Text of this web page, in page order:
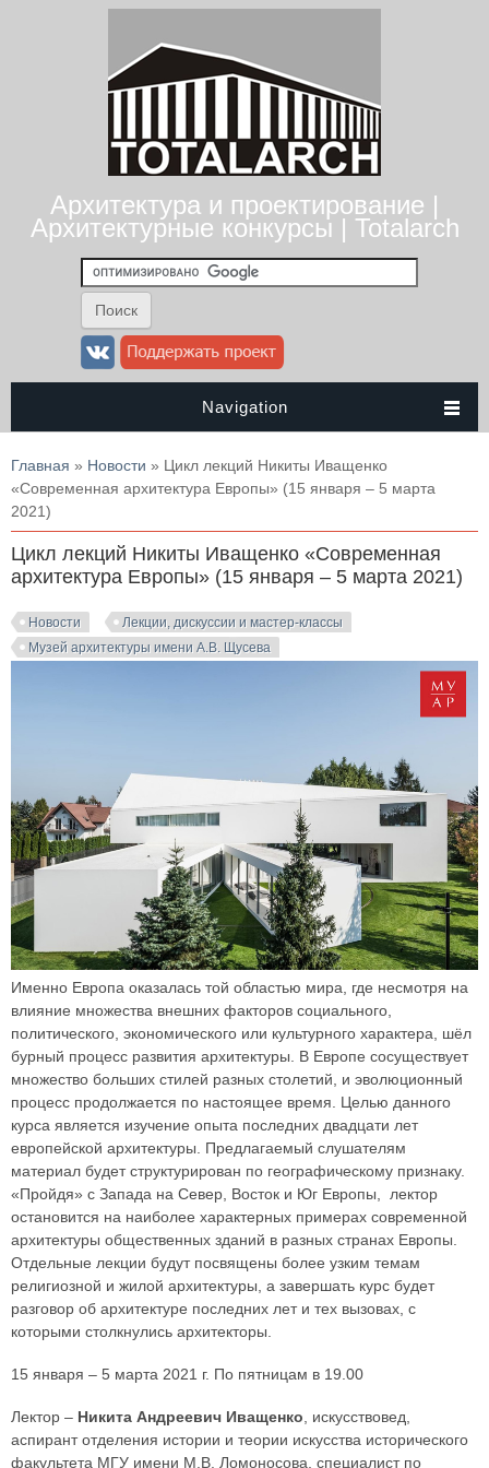
Архитектура и проектирование |
Архитектурные конкурсы | Totalarch
Navigation
Вы здесь
Главная » Новости » Цикл лекций Никиты Иващенко
«Современная архитектура Европы» (15 января – 5 марта
2021)
Цикл лекций Никиты Иващенко «Современная
архитектура Европы» (15 января – 5 марта 2021)
Новости
Лекции, дискуссии и мастер-классы
Музей архитектуры имени А.В. Щусева
Именно Европа оказалась той областью мира, где несмотря на
влияние множества внешних факторов социального,
политического, экономического или культурного характера, шёл
бурный процесс развития архитектуры. В Европе сосуществует
множество больших стилей разных столетий, и эволюционный
процесс продолжается по настоящее время. Целью данного
курса является изучение опыта последних двадцати лет
европейской архитектуры. Предлагаемый слушателям
материал будет структурирован по географическому признаку.
«Пройдя» с Запада на Север, Восток и Юг Европы, лектор
остановится на наиболее характерных примерах современной
архитектуры общественных зданий в разных странах Европы.
Отдельные лекции будут посвящены более узким темам
религиозной и жилой архитектуры, а завершать курс будет
разговор об архитектуре последних лет и тех вызовах, с
которыми столкнулись архитекторы.
15 января – 5 марта 2021 г. По пятницам в 19.00
Лектор – Никита Андреевич Иващенко , искусствовед,
аспирант отделения истории и теории искусства исторического
факультета МГУ имени М.В. Ломоносова, специалист по